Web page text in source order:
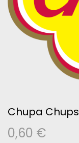
Chupa Chups
0,60 €